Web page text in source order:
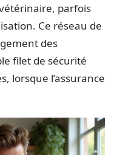
parfois
Ce réseau de
des
filet de sécurité
lorsque l’assurance